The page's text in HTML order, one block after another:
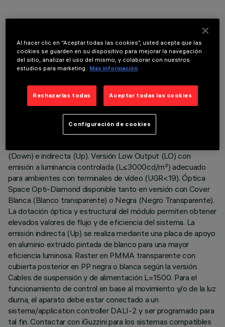
DATOS TÉCNICOS
ÚLTIMA ACTUALIZACIÓN: 05/08/2026
DESCRIPCIÓN
Cuerpo iluminante suspensión Stand Alone con sensor
integrado DALI-2 lux/movimiento. El producto está
compuesto por un perfil de aluminio extruido con tapas de
(Down) e indirecta (Up). Versión Low Output (LO) con
emisión a luminancia controlada (L≤3000cd/m²) adecuado
para ambientes con terminales de vídeo (UGR<19). Óptica
Space Opti-Diamond disponible tanto en versión con Cover
Blanca (Blanco transparente) o Negra (Negro Transparente).
La dotación óptica y estructural del módulo permiten obtener
elevados valores de flujo y de eficiencia del sistema. La
emisión indirecta (Up) se realiza mediante una placa de apoyo
en aluminio extruido pintada de blanco para una mayor
eficiencia luminosa. Raster en PMMA transparente con
cubierta posterior en PP negra o blanca según la versión.
Cables de suspensión y de alimentación L=1500. Para el
funcionamiento de control en base al movimiento y/o de la luz
diurna, el aparato debe estar conectado a un
sistema/application controller DALI-2 y ser programado para
tal fin. Contactar con iGuzzini para los sistemas compatibles
Al hacer clic en “Aceptar todas las cookies”, usted acepta que las
cookies se guarden en su dispositivo para mejorar la navegación
del sitio, analizar el uso del mismo, y colaborar con nuestros
estudios para marketing.
Más información
Rechazarlas todas Aceptar todas las cookies
Configuración de cookies